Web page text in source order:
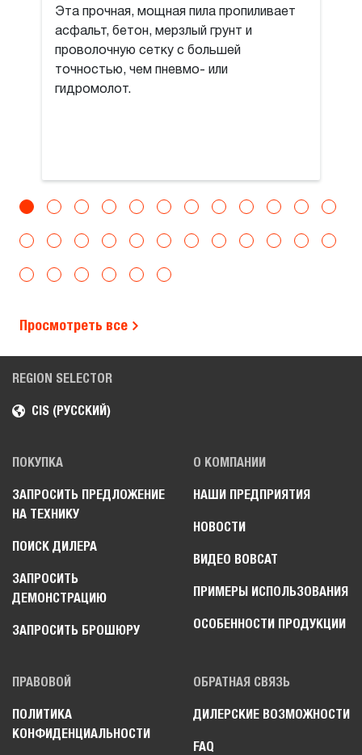
Эта прочная, мощная пила пропиливает
асфальт, бетон, мерзлый грунт и
проволочную сетку с большей
точностью, чем пневмо- или
гидромолот.
Просмотреть все
REGION SELECTOR
CIS (РУССКИЙ)
ПОКУПКА
ЗАПРОСИТЬ ПРЕДЛОЖЕНИЕ
НА ТЕХНИКУ
ПОИСК ДИЛЕРА
ЗАПРОСИТЬ
ДЕМОНСТРАЦИЮ
ЗАПРОСИТЬ БРОШЮРУ
О КОМПАНИИ
НАШИ ПРЕДПРИЯТИЯ
НОВОСТИ
ВИДЕО BOBCAT
ПРИМЕРЫ ИСПОЛЬЗОВАНИЯ
ОСОБЕННОСТИ ПРОДУКЦИИ
ПРАВОВОЙ
ПОЛИТИКА
КОНФИДЕНЦИАЛЬНОСТИ
ОБРАТНАЯ СВЯЗЬ
ДИЛЕРСКИЕ ВОЗМОЖНОСТИ
FAQ